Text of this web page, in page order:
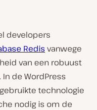
developers
Redis vanwege
van een robuust
de WordPress
technologie
nodig is om de